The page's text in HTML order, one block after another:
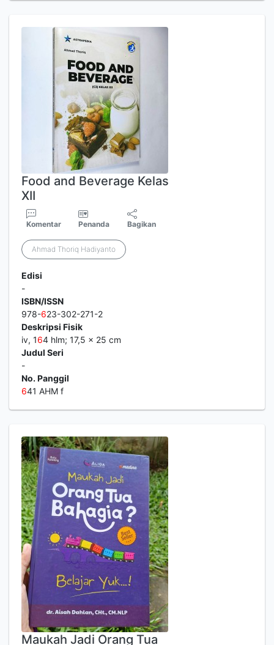
Food and Beverage Kelas
XII
Komentar Penanda Bagikan
Ahmad Thoriq Hadiyanto
Edisi
-
ISBN/ISSN
978-623-302-271-2
Deskripsi Fisik
iv, 164 hlm; 17,5 x 25 cm
Judul Seri
-
No. Panggil
641 AHM f
Maukah Jadi Orang Tua